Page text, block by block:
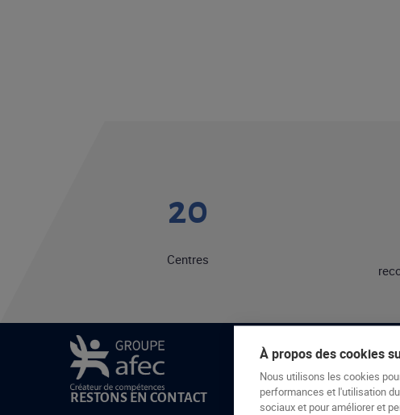
Le groupe Afec
20
Centres
RESTONS EN CONTACT GROUPE AFEC
À propos des cookies
Nous utilisons les cookies
performances et l'utilisation
sociaux et pour améliorer et